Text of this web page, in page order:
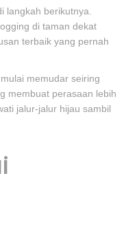
langkah berikutnya.
di taman dekat
terbaik yang pernah
memudar seiring
membuat perasaan lebih
jalur-jalur hijau sambil